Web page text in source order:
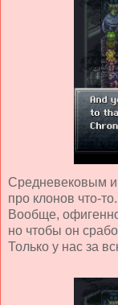
Средневековым и
про клонов что-то.
Вообще,
но чтобы он
Только у нас за